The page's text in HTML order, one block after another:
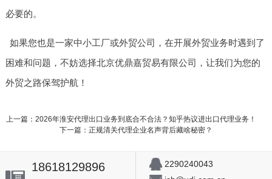
必要的。
如果您也是一家中小工厂或外贸公司，在开展外贸业务时遇到了
困难和问题，不妨选择北京优鼎嘉贸易有限公司，让我们为您的
外贸之路保驾护航！
上一篇：2026年淮安代理出口业务到底合不合法？知乎热议进出口代理业务！
下一篇：正规清关代理企业名声背后藏啥秘密？
18618129896
2290240043